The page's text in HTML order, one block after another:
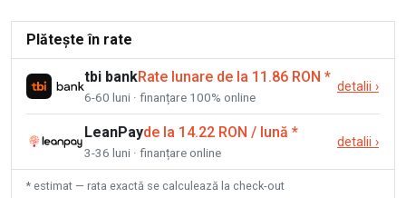
Plătește în rate
tbi bankRate lunare de la 11.86 RON *
6-60 luni · finanțare 100% online
detalii ›
LeanPayde la 14.22 RON / lună *
3-36 luni · finanțare online
detalii ›
* estimat — rata exactă se calculează la check-out